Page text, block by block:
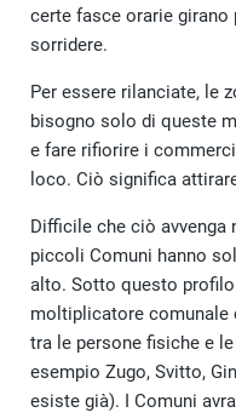
certe fasce orarie girano
sorridere.
Per essere rilanciate, le
bisogno solo di queste
e fare rifiorire i
loco. Ciò significa
Difficile che ciò avvenga
piccoli Comuni hanno
alto. Sotto questo
moltiplicatore comunale
tra le persone fisiche e
esempio Zugo, Svitto,
esiste già). I Comuni